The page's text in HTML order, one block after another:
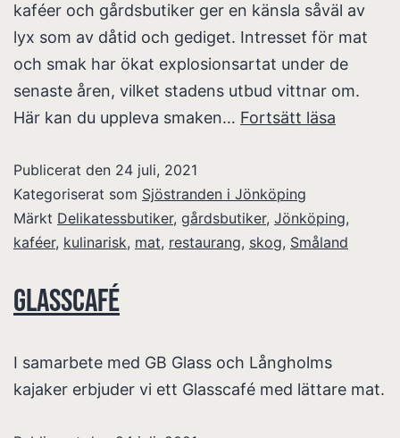
kaféer och gårdsbutiker ger en känsla såväl av
lyx som av dåtid och gediget. Intresset för mat
och smak har ökat explosionsartat under de
senaste åren, vilket stadens utbud vittnar om.
Här kan du uppleva smaken… Fortsätt läsa
Publicerat den 24 juli, 2021
Kategoriserat som Sjöstranden i Jönköping
Märkt Delikatessbutiker, gårdsbutiker, Jönköping,
kaféer, kulinarisk, mat, restaurang, skog, Småland
Glasscafé
I samarbete med GB Glass och Långholms
kajaker erbjuder vi ett Glasscafé med lättare mat.